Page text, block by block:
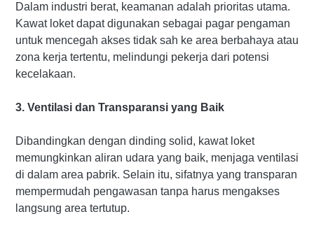
Dalam industri berat, keamanan adalah prioritas utama.
Kawat loket dapat digunakan sebagai pagar pengaman
untuk mencegah akses tidak sah ke area berbahaya atau
zona kerja tertentu, melindungi pekerja dari potensi
kecelakaan.
3. Ventilasi dan Transparansi yang Baik
Dibandingkan dengan dinding solid, kawat loket
memungkinkan aliran udara yang baik, menjaga ventilasi
di dalam area pabrik. Selain itu, sifatnya yang transparan
mempermudah pengawasan tanpa harus mengakses
langsung area tertutup.